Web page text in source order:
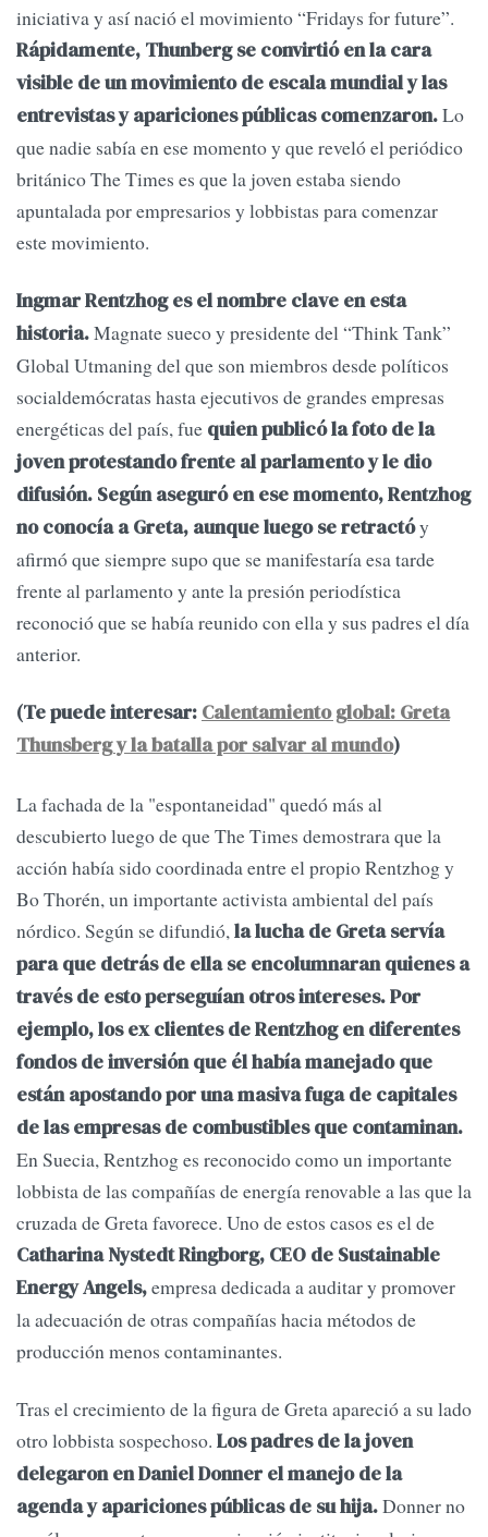
iniciativa y así nació el movimiento “Fridays for future”.
Rápidamente, Thunberg se convirtió en la cara
visible de un movimiento de escala mundial y las
entrevistas y apariciones públicas comenzaron.Lo
que nadie sabía en ese momento y que reveló el periódico
británico The Times es que la joven estaba siendo
apuntalada por empresarios y lobbistas para comenzar
este movimiento.
Ingmar Rentzhog es el nombre clave en esta
historia.Magnate sueco y presidente del “Think Tank”
Global Utmaning del que son miembros desde políticos
socialdemócratas hasta ejecutivos de grandes empresas
energéticas del país, fue quien publicó la foto de la
joven protestando frente al parlamento y le dio
difusión. Según aseguró en ese momento, Rentzhog
no conocía a Greta, aunque luego se retractóy
afirmó que siempre supo que se manifestaría esa tarde
frente al parlamento y ante la presión periodística
reconoció que se había reunido con ella y sus padres el día
anterior.
(Te puede interesar: Calentamiento global: Greta
Thunsberg y la batalla por salvar al mundo)
La fachada de la "espontaneidad" quedó más al
descubierto luego de que The Times demostrara que la
acción había sido coordinada entre el propio Rentzhog y
Bo Thorén, un importante activista ambiental del país
nórdico. Según se difundió,la lucha de Greta servía
para que detrás de ella se encolumnaran quienes a
través de esto perseguían otros intereses. Por
ejemplo, los ex clientes de Rentzhog en diferentes
fondos de inversión que él había manejado que
están apostando por una masiva fuga de capitales
de las empresas de combustibles que contaminan.
En Suecia, Rentzhog es reconocido como un importante
lobbista de las compañías de energía renovable a las que la
cruzada de Greta favorece. Uno de estos casos es el de
Catharina Nystedt Ringborg, CEO de Sustainable
Energy Angels,empresa dedicada a auditar y promover
la adecuación de otras compañías hacia métodos de
producción menos contaminantes.
Tras el crecimiento de la figura de Greta apareció a su lado
otro lobbista sospechoso. Los padres de la joven
delegaron en Daniel Donner el manejo de la
agenda y apariciones públicas de su hija.Donner no